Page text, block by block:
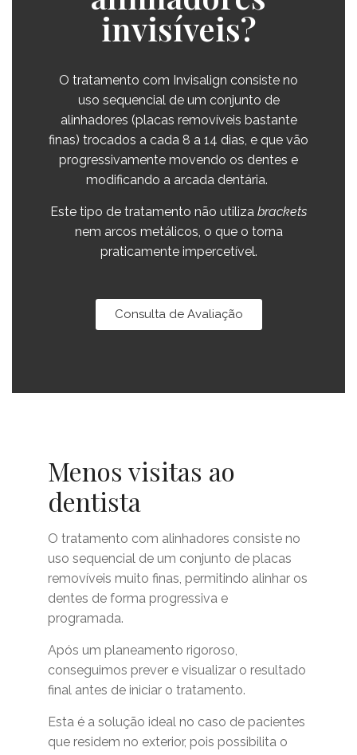
invisíveis?
O tratamento com Invisalign consiste no
uso sequencial de um conjunto de
alinhadores (placas removíveis bastante
finas) trocados a cada 8 a 14 dias, e que vão
progressivamente movendo os dentes e
modificando a arcada dentária.
Este tipo de tratamento não utiliza brackets
nem arcos metálicos, o que o torna
praticamente impercetível.
Consulta de Avaliação
Menos visitas ao
dentista
O tratamento com alinhadores consiste no
uso sequencial de um conjunto de placas
removíveis muito finas, permitindo alinhar os
dentes de forma progressiva e
programada.
Após um planeamento rigoroso,
conseguimos prever e visualizar o resultado
final antes de iniciar o tratamento.
Esta é a solução ideal no caso de pacientes
que residem no exterior, pois possibilita o